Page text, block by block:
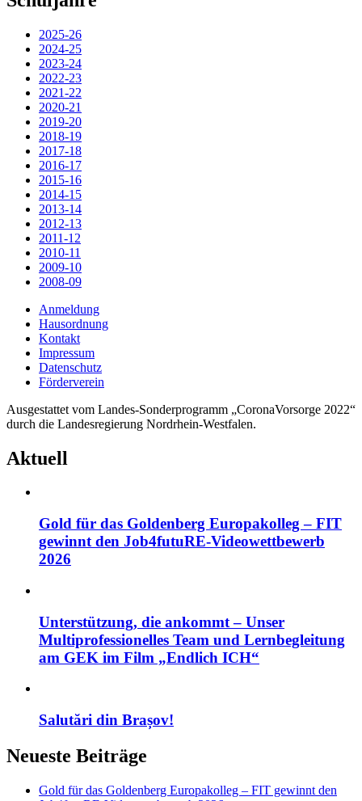
2025-26
2024-25
2023-24
2022-23
2021-22
2020-21
2019-20
2018-19
2017-18
2016-17
2015-16
2014-15
2013-14
2012-13
2011-12
2010-11
2009-10
2008-09
Anmeldung
Hausordnung
Kontakt
Impressum
Datenschutz
Förderverein
Ausgestattet vom Landes-Sonderprogramm „CoronaVorsorge 2022“
durch die Landesregierung Nordrhein-Westfalen.
Aktuell
Gold für das Goldenberg Europakolleg – FIT
gewinnt den Job4futuRE-Videowettbewerb
2026
Unterstützung, die ankommt – Unser
Multiprofessionelles Team und Lernbegleitung
am GEK im Film „Endlich ICH“
Salutări din Brașov!
Neueste Beiträge
Gold für das Goldenberg Europakolleg – FIT gewinnt den